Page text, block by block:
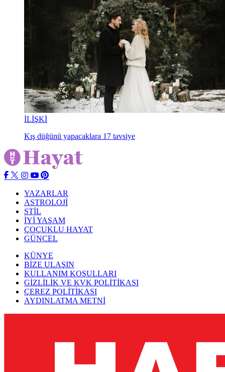
İLİŞKİ
Kış düğünü yapacaklara 17 tavsiye
YAZARLAR
ASTROLOJİ
STİL
İYİ YAŞAM
ÇOÇUKLU HAYAT
GÜNCEL
KÜNYE
BİZE ULAŞIN
KULLANIM KOŞULLARI
GİZLİLİK VE KVK POLİTİKASI
ÇEREZ POLİTİKASI
AYDINLATMA METNİ